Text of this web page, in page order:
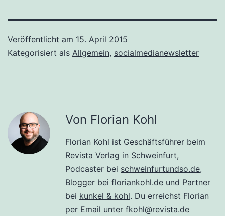
Veröffentlicht am 15. April 2015
Kategorisiert als Allgemein, socialmedianewsletter
Von Florian Kohl
Florian Kohl ist Geschäftsführer beim
Revista Verlag in Schweinfurt,
Podcaster bei schweinfurtundso.de,
Blogger bei floriankohl.de und Partner
bei kunkel & kohl. Du erreichst Florian
per Email unter fkohl@revista.de